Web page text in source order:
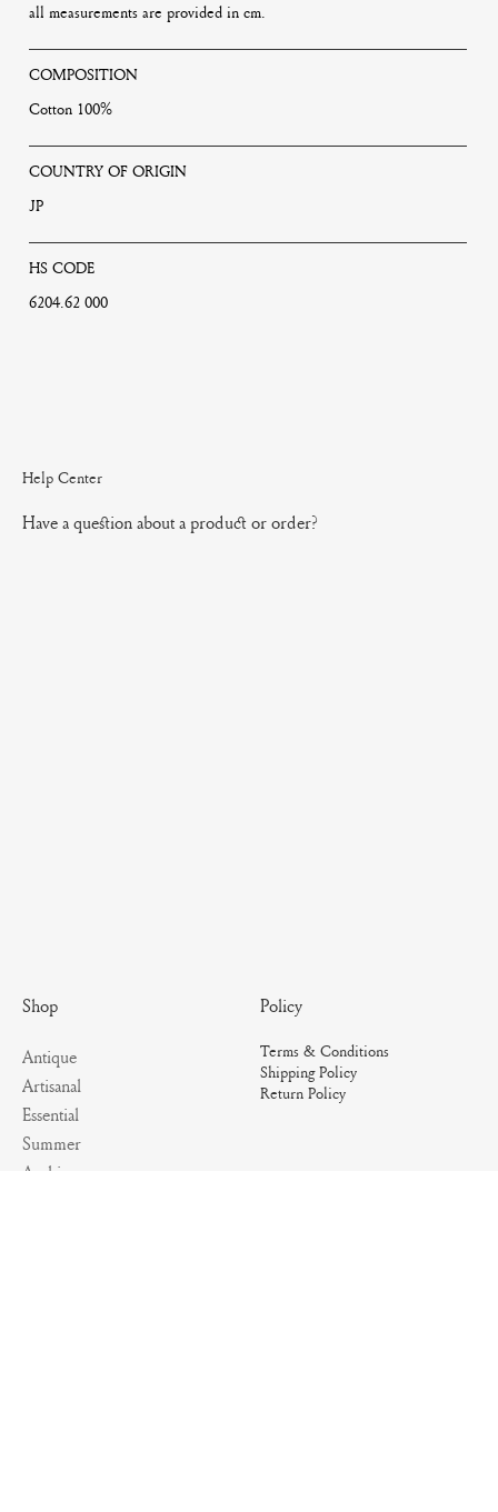
all measurements are provided in cm.
COMPOSITION
Cotton 100%
COUNTRY OF ORIGIN
JP
HS CODE
6204.62 000
Terms & Conditions
Shipping Policy
Return Policy
Policy
Shop
Antique
Artisanal
Essential
Summer
Archives
Help Center
Have a question about a product or order?